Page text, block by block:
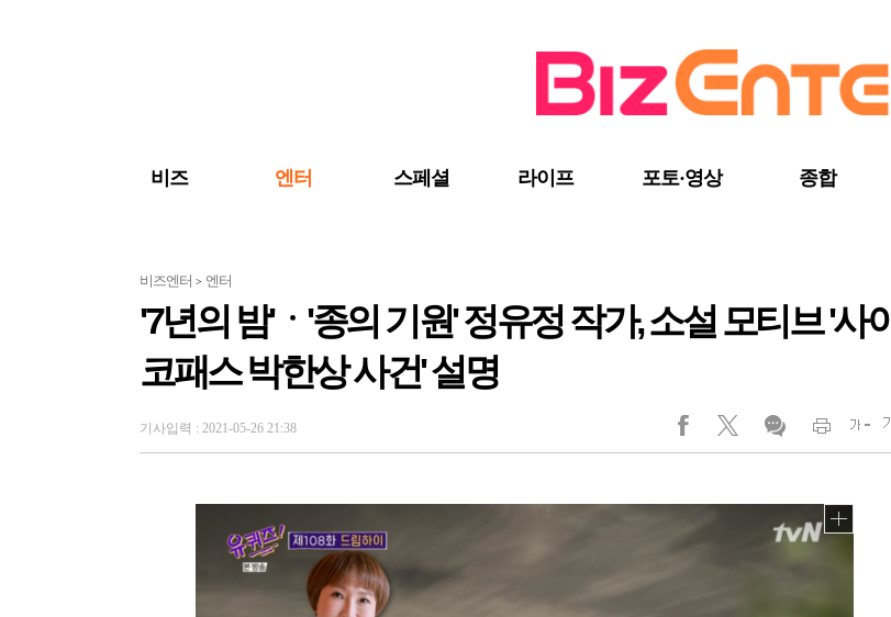
비즈 엔터 스페셜 라이프 포토·영상 종합
비즈엔터 > 엔터
'7년의 밤'ㆍ'종의 기원' 정유정 작가, 소설 모티브 '사이
코패스 박한상 사건' 설명
기사입력 : 2021-05-26 21:38